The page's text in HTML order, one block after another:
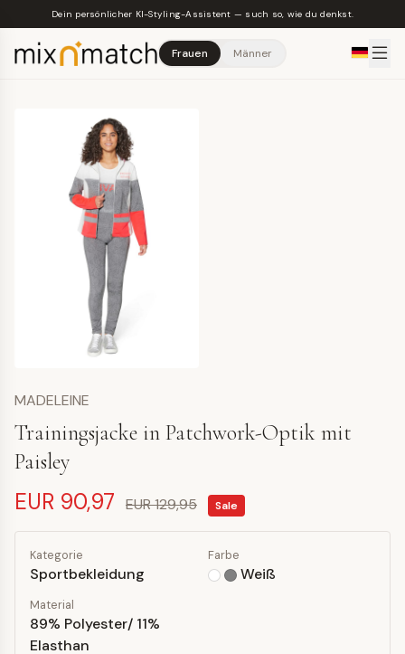
Skip to main content
Dein persönlicher KI-Styling-Assistent — such so, wie du denkst.
Frauen Männer
MADELEINE
Trainingsjacke in Patchwork-Optik mit
Paisley
EUR 90,97 EUR 129,95 Sale
Kategorie
Sportbekleidung
Farbe
Weiß
Material
89% Polyester/ 11%
Elasthan